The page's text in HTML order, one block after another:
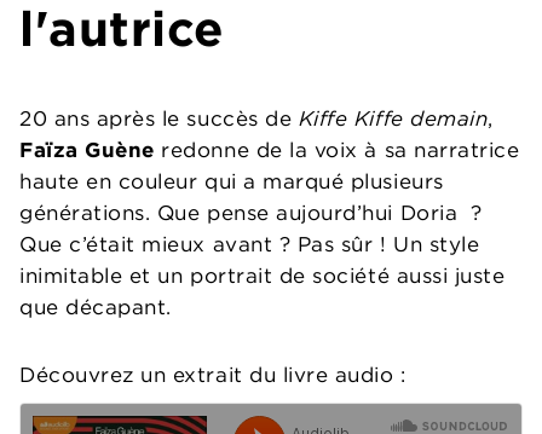
l'autrice
20 ans après le succès de Kiffe Kiffe demain,
Faïza Guène redonne de la voix à sa narratrice
haute en couleur qui a marqué plusieurs
générations. Que pense aujourd’hui Doria ?
Que c’était mieux avant ? Pas sûr ! Un style
inimitable et un portrait de société aussi juste
que décapant.
Découvrez un extrait du livre audio :